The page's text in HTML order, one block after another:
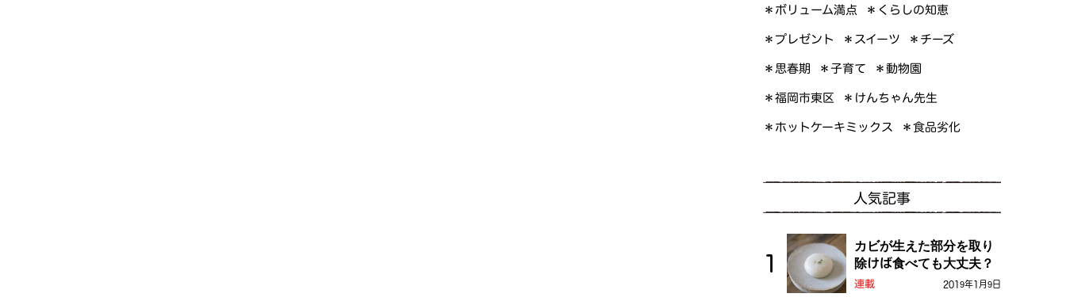
＊ボリューム満点 ＊くらしの知恵
＊プレゼント ＊スイーツ ＊チーズ
＊思春期 ＊子育て ＊動物園
＊福岡市東区 ＊けんちゃん先生
＊ホットケーキミックス ＊食品劣化
人気記事
カビが生えた部分を取り
除けば食べても大丈夫？
連載 2019年1月9日